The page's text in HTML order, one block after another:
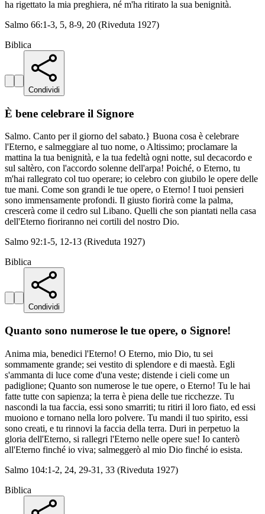
ha rigettato la mia preghiera, né m'ha ritirato la sua benignità.
Salmo 66:1-3, 5, 8-9, 20 (Riveduta 1927)
Biblica
Condividi
È bene celebrare il Signore
Salmo. Canto per il giorno del sabato.} Buona cosa è celebrare
l'Eterno, e salmeggiare al tuo nome, o Altissimo; proclamare la
mattina la tua benignità, e la tua fedeltà ogni notte, sul decacordo e
sul saltèro, con l'accordo solenne dell'arpa! Poiché, o Eterno, tu
m'hai rallegrato col tuo operare; io celebro con giubilo le opere delle
tue mani. Come son grandi le tue opere, o Eterno! I tuoi pensieri
sono immensamente profondi. Il giusto fiorirà come la palma,
crescerà come il cedro sul Libano. Quelli che son piantati nella casa
dell'Eterno fioriranno nei cortili del nostro Dio.
Salmo 92:1-5, 12-13 (Riveduta 1927)
Biblica
Condividi
Quanto sono numerose le tue opere, o Signore!
Anima mia, benedici l'Eterno! O Eterno, mio Dio, tu sei
sommamente grande; sei vestito di splendore e di maestà. Egli
s'ammanta di luce come d'una veste; distende i cieli come un
padiglione; Quanto son numerose le tue opere, o Eterno! Tu le hai
fatte tutte con sapienza; la terra è piena delle tue ricchezze. Tu
nascondi la tua faccia, essi sono smarriti; tu ritiri il loro fiato, ed essi
muoiono e tornano nella loro polvere. Tu mandi il tuo spirito, essi
sono creati, e tu rinnovi la faccia della terra. Duri in perpetuo la
gloria dell'Eterno, si rallegri l'Eterno nelle opere sue! Io canterò
all'Eterno finché io viva; salmeggerò al mio Dio finché io esista.
Salmo 104:1-2, 24, 29-31, 33 (Riveduta 1927)
Biblica